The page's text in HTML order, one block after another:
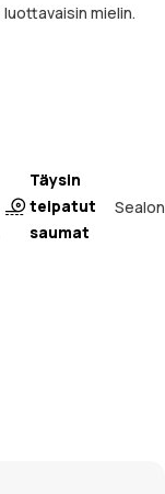
luottavaisin mielin.
Täysin
teipatut
saumat
Sealon